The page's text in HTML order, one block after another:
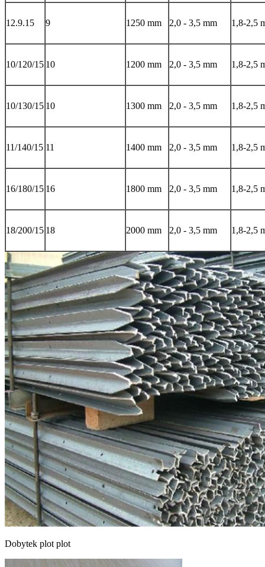
12.9.15 9 1250 mm 2,0 - 3,5 mm 1,8-2,5
10/120/15 10 1200 mm 2,0 - 3,5 mm 1,8-2,5
10/130/15 10 1300 mm 2,0 - 3,5 mm 1,8-2,5
11/140/15 11 1400 mm 2,0 - 3,5 mm 1,8-2,5
16/180/15 16 1800 mm 2,0 - 3,5 mm 1,8-2,5
18/200/15 18 2000 mm 2,0 - 3,5 mm 1,8-2,5
Dobytek plot plot